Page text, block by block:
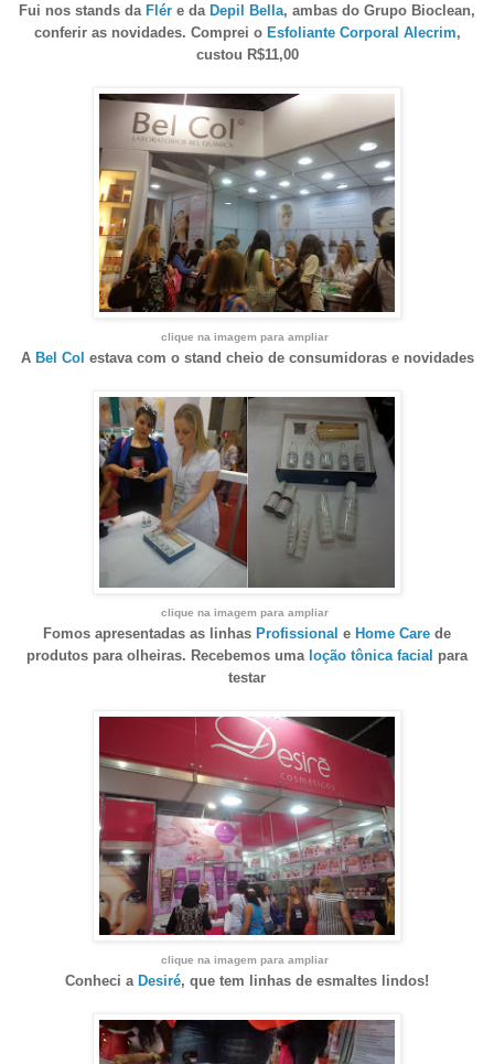
Fui nos stands da Flér e da Depil Bella, ambas do Grupo Bioclean,
conferir as novidades. Comprei o Esfoliante Corporal Alecrim,
custou R$11,00
clique na imagem para ampliar
A Bel Col estava com o stand cheio de consumidoras e novidades
clique na imagem para ampliar
Fomos apresentadas as linhas Profissional e Home Care de
produtos para olheiras. Recebemos uma loção tônica facial para
testar
clique na imagem para ampliar
Conheci a Desiré, que tem linhas de esmaltes lindos!